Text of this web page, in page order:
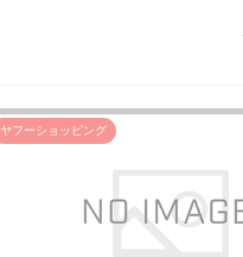
ヤフーショッピング